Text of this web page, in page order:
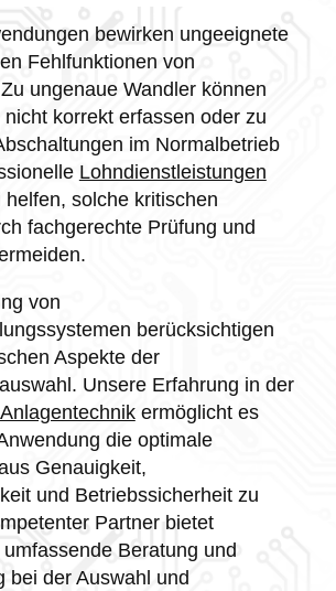
bewirken ungeeignete
Fehlfunktionen von
ungenaue Wandler können
korrekt erfassen oder zu
im Normalbetrieb
Lohndienstleistungen
helfen, solche kritischen
fachgerechte Prüfung und
von
berücksichtigen
Aspekte der
Unsere Erfahrung in der
ermöglicht es
die optimale
Genauigkeit,
und Betriebssicherheit zu
Partner bietet
Beratung und
bei der Auswahl und